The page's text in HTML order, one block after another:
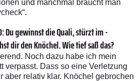
und manchmal braucht man
Du ­gewinnst die Quali, stürzt im
dir den Knöchel. Wie tief saß das?
Noch dazu habe ich mein
verpasst. Dass so eine Verletzung
aber relativ klar. Knöchel gebrochen